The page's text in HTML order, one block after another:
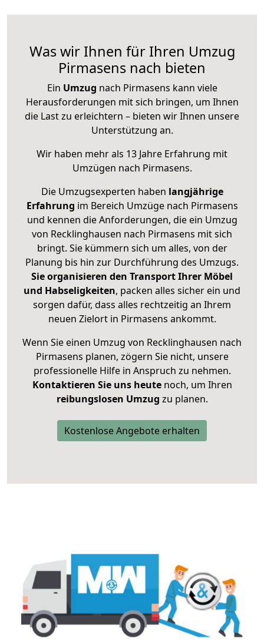
Was wir Ihnen für Ihren Umzug
Pirmasens nach bieten
Ein Umzug nach Pirmasens kann viele
Herausforderungen mit sich bringen, um Ihnen
die Last zu erleichtern – bieten wir Ihnen unsere
Unterstützung an.
Wir haben mehr als 13 Jahre Erfahrung mit
Umzügen nach Pirmasens.
Die Umzugsexperten haben langjährige
Erfahrung im Bereich Umzüge nach Pirmasens
und kennen die Anforderungen, die ein Umzug
von Recklinghausen nach Pirmasens mit sich
bringt. Sie kümmern sich um alles, von der
Planung bis hin zur Durchführung des Umzugs.
Sie organisieren den Transport Ihrer Möbel
und Habseligkeiten, packen alles sicher ein und
sorgen dafür, dass alles rechtzeitig an Ihrem
neuen Zielort in Pirmasens ankommt.
Wenn Sie einen Umzug von Recklinghausen nach
Pirmasens planen, zögern Sie nicht, unsere
professionelle Hilfe in Anspruch zu nehmen.
Kontaktieren Sie uns heutenoch, um Ihren
reibungslosen Umzug zu planen.
Kostenlose Angebote erhalten